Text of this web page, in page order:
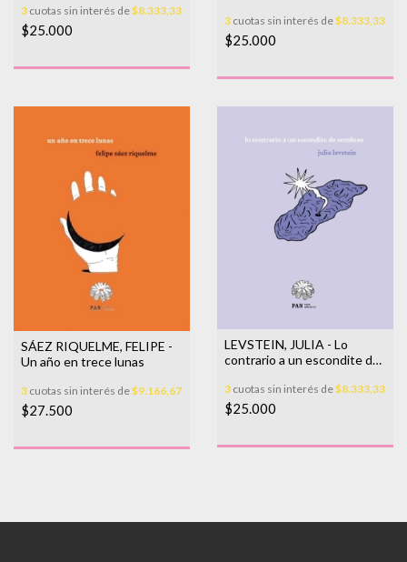
3 cuotas sin interés de$8.333,33
$25.000
3 cuotas sin interés de$8.333,33
$25.000
SÁEZ RIQUELME, FELIPE -
Un año en trece lunas
3 cuotas sin interés de$9.166,67
$27.500
LEVSTEIN, JULIA - Lo
contrario a un escondite de
3 cuotas sin interés de$8.333,33
$25.000